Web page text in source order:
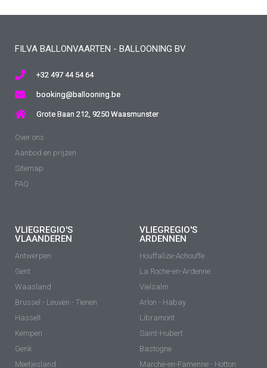
FILVA BALLONVAARTEN - BALLOONING BV
+32 497 44 54 64
booking@ballooning.be
Grote Baan 212, 9250 Waasmunster
Over ons
Aanbod en prijzen
Sitemap
FAQ
VLIEGREGIO'S
VLAANDEREN
Antwerpen
Gent
Waasland
Brussel - Leuven - Tienen
Hasselt
Kempen
Genk
Meetjesland
VLIEGREGIO'S
ARDENNEN
Houffalize-Achouffe
La Roche-en-Ardenne
Vielsalm
Arlon - Habay
Libramont
Saint-Hubert
Bastogne
Marche-en-Famenne - Hotton